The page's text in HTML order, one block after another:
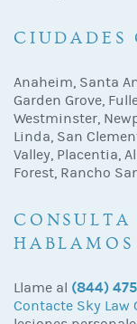
CIUDADES
Anaheim, Santa
Garden Grove,
Westminster,
Linda, San
Valley, Placentia,
Forest, Rancho
HABLAMOS
Llame al (844)
Contacte Sky Law